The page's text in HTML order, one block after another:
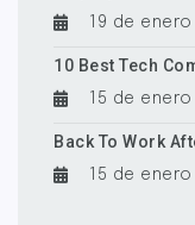
19 de enero
10 Best Tech
15 de enero
Back To Work
15 de enero